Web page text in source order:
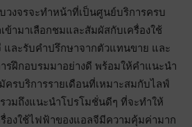
วงจรจะทำหน้าที่เป็นศูนย์บริการครบ
ข้ามาเลือกชมและสัมผัสกับเครื่องใช้
ละรับคำปรึกษาจากตัวแทนขาย และ
รฝึกอบรมมาอย่างดี พร้อมให้คำแนะนำ
ครบริการรายเดือนที่เหมาะสมกับไลฟ์
มถึงแนะนำโปรโมชั่นดีๆ ที่จะทำให้
รื่องใช้ไฟฟ้าของแอลจีมีความคุ้มค่ามาก